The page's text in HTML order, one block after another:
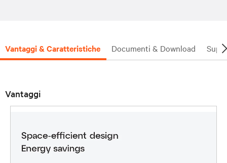
Vantaggi & Caratteristiche Documenti & Download
Vantaggi